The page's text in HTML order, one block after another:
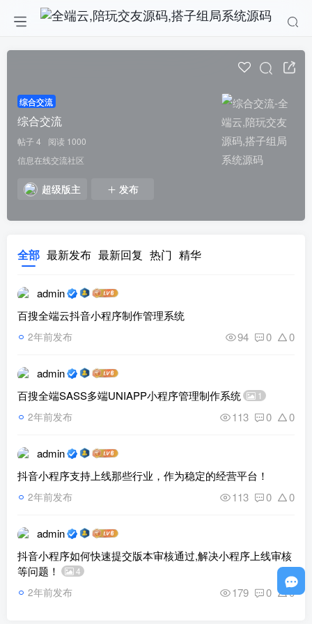
综合交流
综合交流
帖子 4
阅读 1000
信息在线交流社区
超级版主 发布
全部 最新发布 最新回复 热门 精华
admin
百搜全端云抖音小程序制作管理系统
2年前发布 94 0 0
admin
百搜全端SASS多端UNIAPP小程序管理制作系统
1
2年前发布 113 0 0
admin
抖音小程序支持上线那些行业，作为稳定的经营平台！
2年前发布 113 0 0
admin
抖音小程序如何快速提交版本审核通过,解决小程序上线审核
等问题！
4
2年前发布 179 0 0